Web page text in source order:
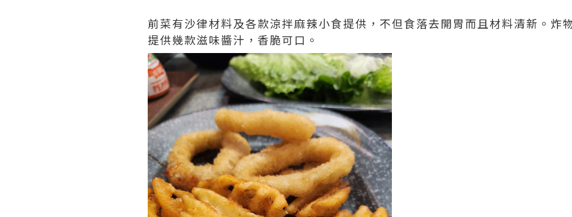
前菜有沙律材料及各款涼拌麻辣小食提供，不但食落去開胃而且材料清新。炸
提供幾款滋味醬汁，香脆可口。